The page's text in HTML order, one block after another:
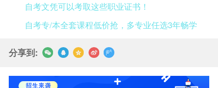
自考文凭可以考取这些职业证书！
自考专/本全套课程低价抢，多专业任选3年畅学
分享到: